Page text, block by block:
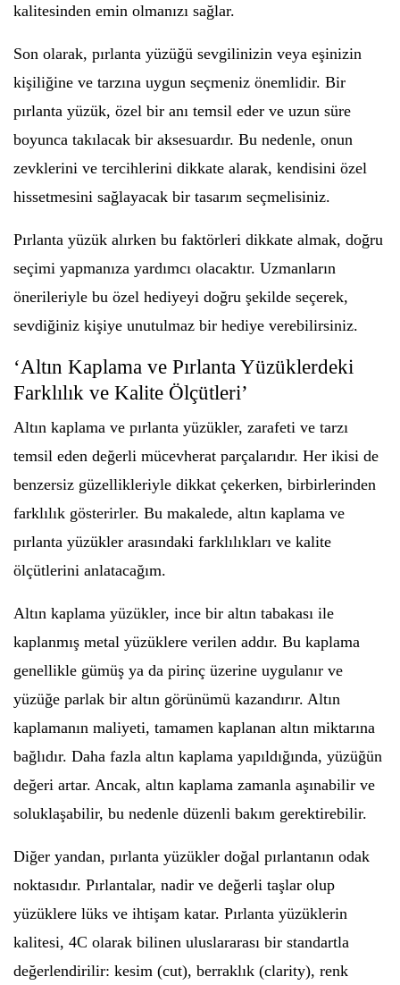
kalitesinden emin olmanızı sağlar.
Son olarak, pırlanta yüzüğü sevgilinizin veya eşinizin
kişiliğine ve tarzına uygun seçmeniz önemlidir. Bir
pırlanta yüzük, özel bir anı temsil eder ve uzun süre
boyunca takılacak bir aksesuardır. Bu nedenle, onun
zevklerini ve tercihlerini dikkate alarak, kendisini özel
hissetmesini sağlayacak bir tasarım seçmelisiniz.
Pırlanta yüzük alırken bu faktörleri dikkate almak, doğru
seçimi yapmanıza yardımcı olacaktır. Uzmanların
önerileriyle bu özel hediyeyi doğru şekilde seçerek,
sevdiğiniz kişiye unutulmaz bir hediye verebilirsiniz.
‘Altın Kaplama ve Pırlanta Yüzüklerdeki
Farklılık ve Kalite Ölçütleri’
Altın kaplama ve pırlanta yüzükler, zarafeti ve tarzı
temsil eden değerli mücevherat parçalarıdır. Her ikisi de
benzersiz güzellikleriyle dikkat çekerken, birbirlerinden
farklılık gösterirler. Bu makalede, altın kaplama ve
pırlanta yüzükler arasındaki farklılıkları ve kalite
ölçütlerini anlatacağım.
Altın kaplama yüzükler, ince bir altın tabakası ile
kaplanmış metal yüzüklere verilen addır. Bu kaplama
genellikle gümüş ya da pirinç üzerine uygulanır ve
yüzüğe parlak bir altın görünümü kazandırır. Altın
kaplamanın maliyeti, tamamen kaplanan altın miktarına
bağlıdır. Daha fazla altın kaplama yapıldığında, yüzüğün
değeri artar. Ancak, altın kaplama zamanla aşınabilir ve
soluklaşabilir, bu nedenle düzenli bakım gerektirebilir.
Diğer yandan, pırlanta yüzükler doğal pırlantanın odak
noktasıdır. Pırlantalar, nadir ve değerli taşlar olup
yüzüklere lüks ve ihtişam katar. Pırlanta yüzüklerin
kalitesi, 4C olarak bilinen uluslararası bir standartla
değerlendirilir: kesim (cut), berraklık (clarity), renk